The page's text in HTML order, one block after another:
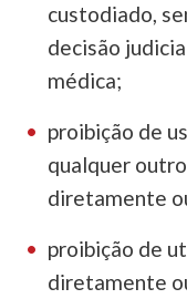
custodiado,
decisão
médica;
proibição de
qualquer
diretamente
proibição de
diretamente